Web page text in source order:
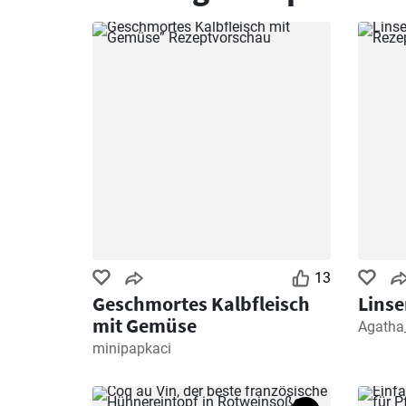
13
Geschmortes Kalbfleisch
mit Gemüse
minipapkaci